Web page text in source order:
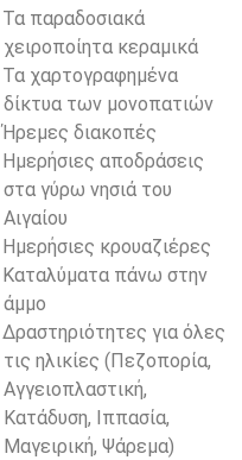
Τα παραδοσιακά
χειροποίητα κεραμικά
Τα χαρτογραφημένα
δίκτυα των μονοπατιών
Ήρεμες διακοπές
Ημερήσιες αποδράσεις
στα γύρω νησιά του
Αιγαίου
Ημερήσιες κρουαζιέρες
Καταλύματα πάνω στην
άμμο
Δραστηριότητες για όλες
τις ηλικίες (Πεζοπορία,
Αγγειοπλαστική,
Κατάδυση, Ιππασία,
Μαγειρική, Ψάρεμα)